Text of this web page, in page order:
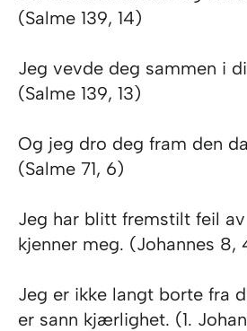
(Salme 139, 14)
Jeg vevde deg sammen i
(Salme 139, 13)
Og jeg dro deg fram den
(Salme 71, 6)
Jeg har blitt fremstilt feil
kjenner meg. (Johannes 8,
Jeg er ikke langt borte fra
er sann kjærlighet. (1.